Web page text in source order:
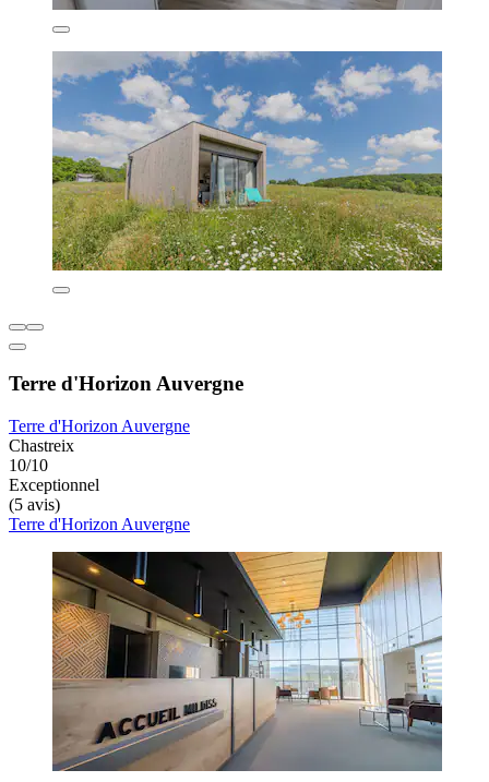
Terre d'Horizon Auvergne
Terre d'Horizon Auvergne
Chastreix
10/10
Exceptionnel
(5 avis)
Terre d'Horizon Auvergne